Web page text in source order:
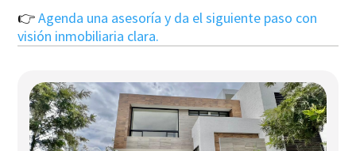
👉Agenda una asesoría y da el siguiente paso con
visión inmobiliaria clara.